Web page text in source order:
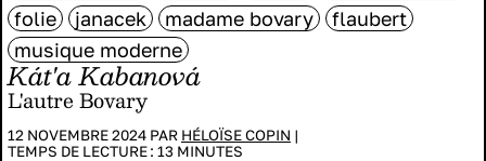
Kát'a Kabanová
L'autre Bovary
12 NOVEMBRE 2024 PAR HÉLOÏSE COPIN |
TEMPS DE LECTURE : 13 MINUTES
folie
janacek madame bovary
flaubert
musique moderne